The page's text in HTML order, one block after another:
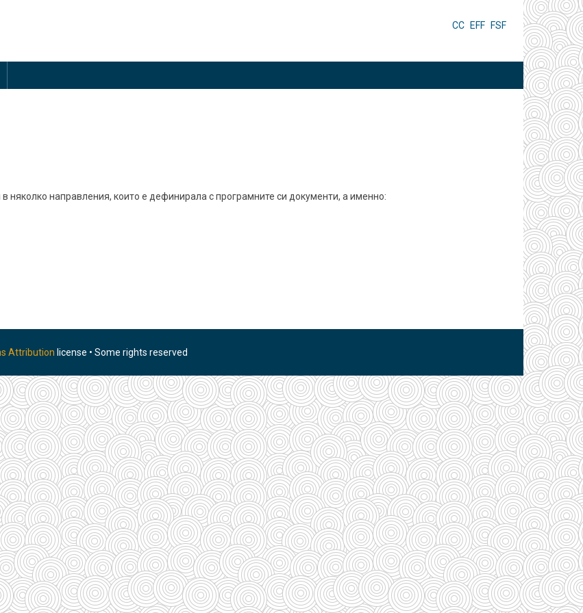
HEADER
CC EFF FSF
няколко направления, които е дефинирала с програмните си документи, а именно:
Attribution license • Some rights reserved